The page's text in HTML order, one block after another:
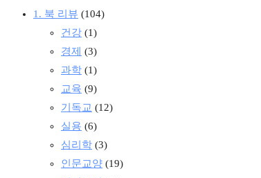
1. 북 리뷰 (104)
건강 (1)
경제 (3)
과학 (1)
교육 (9)
기독교 (12)
실용 (6)
심리학 (3)
인문교양 (19)